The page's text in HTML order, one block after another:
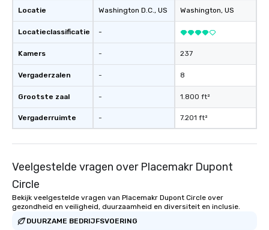
Locatie
Locatieclassificatie
Kamers
Vergaderzalen
Grootste zaal
Vergaderruimte
Washington D.C., US
-
-
-
-
-
Washington, US
237
8
1.800 ft²
7.201 ft²
Veelgestelde vragen over Placemakr Dupont
Circle
Bekijk veelgestelde vragen van Placemakr Dupont Circle over
gezondheid en veiligheid, duurzaamheid en diversiteit en inclusie.
DUURZAME BEDRIJFSVOERING